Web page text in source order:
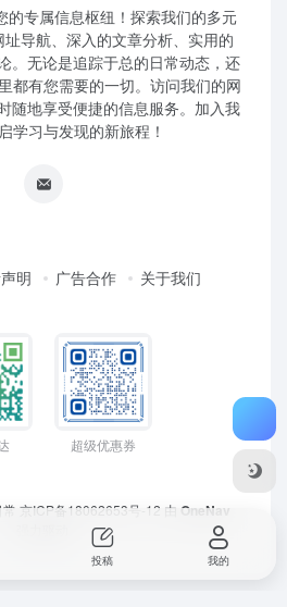
的专属信息枢纽！探索我们的多元
导航、深入的文章分析、实用的
。无论是追踪于总的日常动态，还
都有您需要的一切。访问我们的网
随地享受便捷的信息服务。加入我
学习与发现的新旅程！
明 广告合作 关于我们
超级优惠券
京ICP备18062653号-12 由 OneNav
投稿 我的